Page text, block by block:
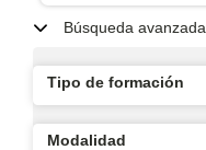
Búsqueda avanzada
Tipo de formación
Modalidad